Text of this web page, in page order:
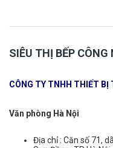
SIÊU THỊ BẾP
CÔNG TY TNHH THIẾT BỊ
Văn phòng Hà Nội
Địa chỉ : Căn số 71,